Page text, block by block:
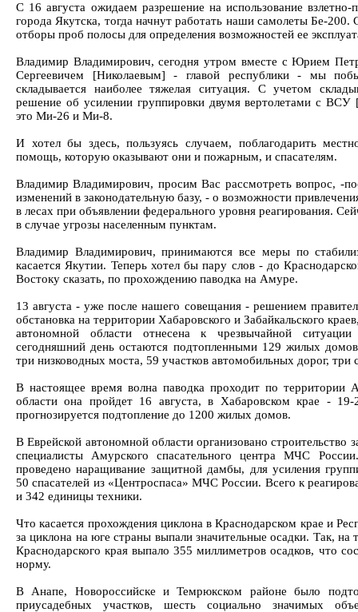
С 16 августа ожидаем разрешение на использование
города Якутска, тогда начнут работать наши самолеты Бе-200.
отборы проб полосы для определения возможностей ее
Владимир Владимирович, сегодня утром вместе с Юрием
Сергеевичем [Николаевым] - главой республики - мы
складывается наиболее тяжелая ситуация. С учетом
решение об усилении группировки двумя вертолетами с ВСУ
это Ми-26 и Ми-8.
И хотел бы здесь, пользуясь случаем, поблагодарить
помощь, которую оказывают они и пожарным, и спасателям.
Владимир Владимирович, просим Вас рассмотреть вопрос, -
изменений в законодательную базу, - о возможности
в лесах при объявлении федерального уровня реагирования.
в случае угрозы населенным пунктам.
Владимир Владимирович, принимаются все меры по
касается Якутии. Теперь хотел бы пару слов - до
Востоку сказать, по прохождению паводка на Амуре.
13 августа - уже после нашего совещания - решением
обстановка на территории Хабаровского и Забайкальского
автономной области отнесена к чрезвычайной
сегодняшний день остаются подтопленными 129 жилых
три низководных моста, 59 участков автомобильных дорог, три
В настоящее время волна паводка проходит по территории
области она пройдет 16 августа, в Хабаровском крае - 19-
прогнозируется подтопление до 1200 жилых домов.
В Еврейской автономной области организовано
специалисты Амурского спасательного центра МЧС
проведено наращивание защитной дамбы, для усиления
50 спасателей из «Центроспаса» МЧС России. Всего к
и 342 единицы техники.
Что касается прохождения циклона в Краснодарском крае и
за циклона на юге страны выпали значительные осадки. Так, на
Краснодарского края выпало 355 миллиметров осадков, что
норму.
В Анапе, Новороссийске и Темрюкском районе было
приусадебных участков, шесть социально значимых